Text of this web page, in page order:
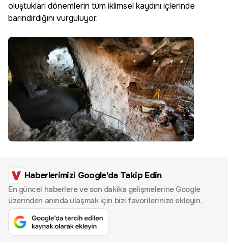
oluştukları dönemlerin tüm iklimsel kaydını içlerinde
barındırdığını vurguluyor.
Haberlerimizi Google'da Takip Edin
En güncel haberlere ve son dakika gelişmelerine Google
üzerinden anında ulaşmak için bizi favorilerinize ekleyin.